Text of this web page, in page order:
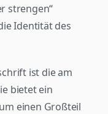
strengen“
Identität des
ist die am
bietet ein
einen Großteil